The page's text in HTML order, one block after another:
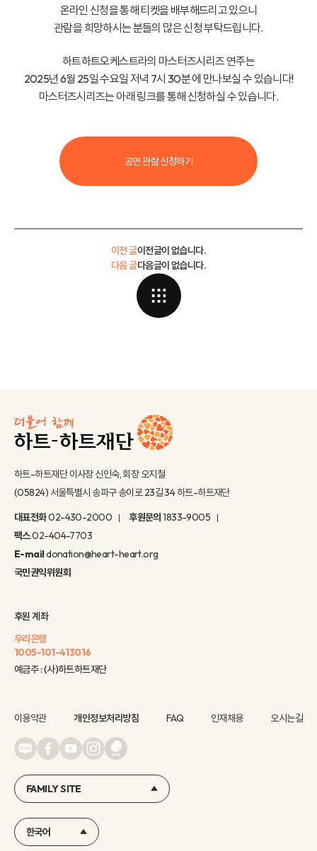
온라인 신청을 통해 티켓을 배부해드리고 있으니
관람을 희망하시는 분들의 많은 신청 부탁드립니다.
하트하트오케스트라의 마스터즈시리즈 연주는
2025년 6월 25일 수요일 저녁 7시 30분 에 만나보실 수 있습니다!
마스터즈시리즈는 아래 링크를 통해 신청하실 수 있습니다.
공연 관람 신청하기
이전 글이전글이 없습니다.
다음글이 없습니다.
다음 글
하트-하트재단 이사장 신인숙, 회장 오지철
(05824) 서울특별시 송파구 송이로 23길 34 하트-하트재단
대표전화02-430-2000 후원문의1833-9005
팩스02-404-7703
E-maildonation@heart-heart.org
국민권익위원회
후원 계좌
우리은행
1005-101-413016
예금주 : (사)하트하트재단
이용약관 개인정보처리방침 FAQ 인재채용 오시는길
FAMILY SITE
한국어